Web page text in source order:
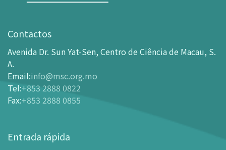
Horário de Funcionamento
Como chegar ao MSC
Bilheteira
- Comprar Ingressos On-line
- Ingressos e Tabela de Descontos
- Planta de localização
Contactos
Avenida Dr. Sun Yat-Sen, Centro de Ciência de Macau, S.
A.
Email:info@msc.org.mo
Tel:+853 2888 0822
Fax:+853 2888 0855
Entrada rápida